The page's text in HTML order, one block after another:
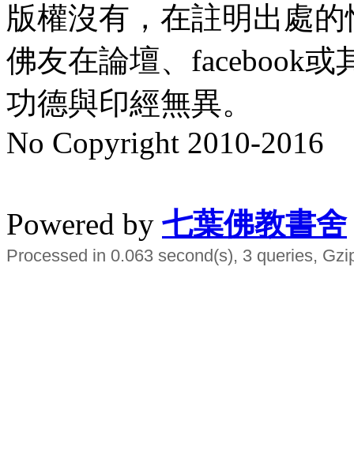
版權沒有，在註明出處
佛友在論壇、facebook
功德與印經無異。
No Copyright 2010-2016
Powered by 七葉佛教書舍
Processed in 0.063 second(s), 3 queries,